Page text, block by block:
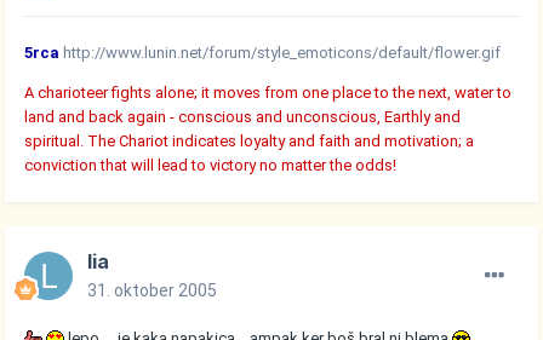
5rcahttp://www.lunin.net/forum/style_emoticons/default/flower.gif
A charioteer fights alone; it moves from one place to the next, water to
land and back again - conscious and unconscious, Earthly and
spiritual. The Chariot indicates loyalty and faith and motivation; a
conviction that will lead to victory no matter the odds!
lia
31. oktober 2005